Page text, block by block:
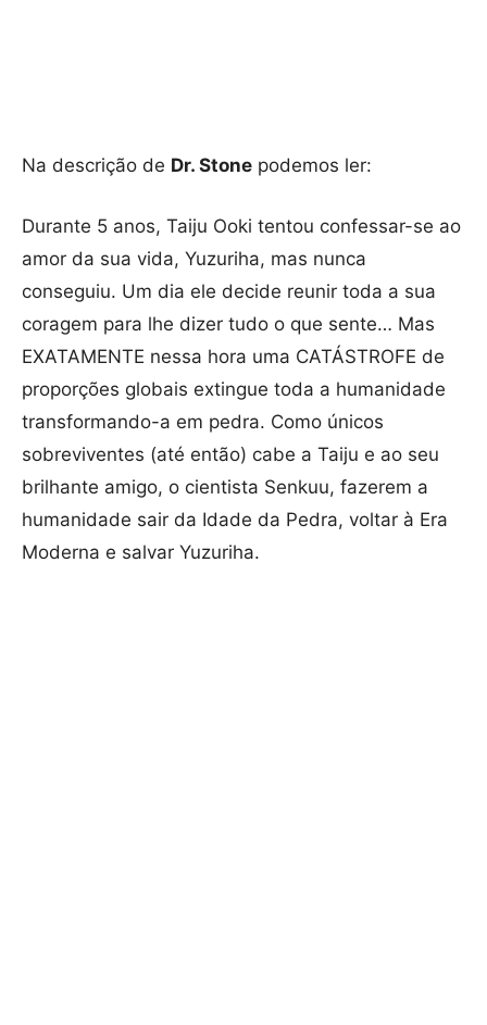
Na descrição de Dr. Stone podemos ler:
Durante 5 anos, Taiju Ooki tentou confessar-se ao
amor da sua vida, Yuzuriha, mas nunca
conseguiu. Um dia ele decide reunir toda a sua
coragem para lhe dizer tudo o que sente… Mas
EXATAMENTE nessa hora uma CATÁSTROFE de
proporções globais extingue toda a humanidade
transformando-a em pedra. Como únicos
sobreviventes (até então) cabe a Taiju e ao seu
brilhante amigo, o cientista Senkuu, fazerem a
humanidade sair da Idade da Pedra, voltar à Era
Moderna e salvar Yuzuriha.